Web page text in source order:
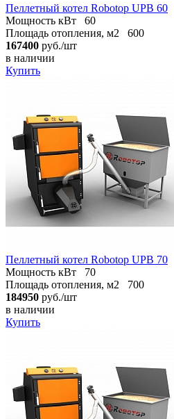
Пеллетный котел Robotop UPB 60
Мощность кВт
60
Площадь отопления, м2
600
167400 руб./шт
в наличии
Купить
Пеллетный котел Robotop UPB 70
Мощность кВт
70
Площадь отопления, м2
700
184950 руб./шт
в наличии
Купить